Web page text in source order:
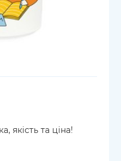
якість та ціна!